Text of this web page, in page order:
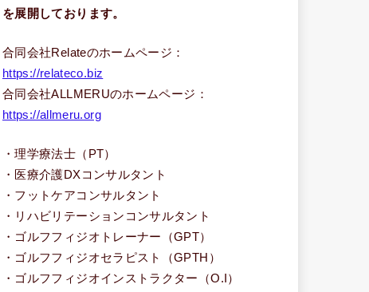
を展開しております。
合同会社Relateのホームページ：
https://relateco.biz
合同会社ALLMERUのホームページ：
https://allmeru.org
・理学療法士（PT）
・医療介護DXコンサルタント
・フットケアコンサルタント
・リハビリテーションコンサルタント
・ゴルフフィジオトレーナー（GPT）
・ゴルフフィジオセラピスト（GPTH）
・ゴルフフィジオインストラクター（O.I）